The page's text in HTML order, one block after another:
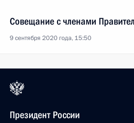
Совещание с членами
9 сентября 2020 года, 15:50
Президент России